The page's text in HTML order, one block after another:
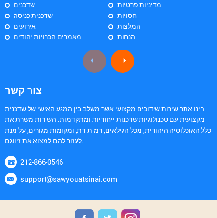
שדכנים
שדכנית כניסה
אירועים
מאמרים הכרויות יהודים
מדיניות פרטיות
חסויות
המלצות
הנחות
צור קשר
הינו אתר שירות שידוכים מקצועי אשר משלב בין המגע האישי של שדכנית
מקצועית עם טכנולוגיות שדכנות ייחודיות ומתקדמות. השירות משרת את
כלל האוכלוסיה היהודית, מכל הגילאים, רמות דת, ומקומות מגורים, על מנת
לעזור להם למצוא את זיווגם.
212-866-0546
support@sawyouatsinai.com